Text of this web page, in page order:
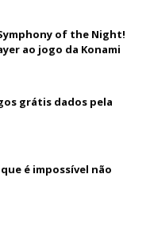
of the Night!
ao jogo da Konami
grátis dados pela
é impossível não